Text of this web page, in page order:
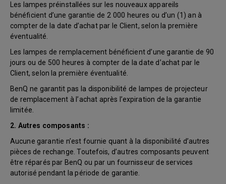
Les lampes préinstallées sur les nouveaux appareils
bénéficient d’une garantie de 2 000 heures ou d’un (1) an à
compter de la date d’achat par le Client, selon la première
éventualité.
Les lampes de remplacement bénéficient d’une garantie de 90
jours ou de 500 heures à compter de la date d’achat par le
Client, selon la première éventualité.
BenQ ne garantit pas la disponibilité de lampes de projecteur
de remplacement à l’achat après l’expiration de la garantie
limitée.
2. Autres composants :
Aucune garantie n’est fournie quant à la disponibilité d’autres
pièces de rechange. Toutefois, d’autres composants peuvent
être réparés par BenQ ou par un fournisseur de services
autorisé pendant la période de garantie.